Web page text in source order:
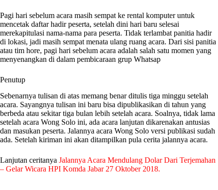
Pagi hari sebelum acara masih sempat ke rental komputer untuk
mencetak daftar hadir peserta, setelah dini hari baru selesai
merekapitulasi nama-nama para peserta. Tidak terlambat panitia hadir
di lokasi, jadi masih sempat menata ulang ruang acara. Dari sisi panitia
atau tim hore, pagi hari sebelum acara adalah salah satu momen yang
menyenangkan di dalam pembicaraan grup Whatsap
Penutup
Sebenarnya tulisan di atas memang benar ditulis tiga minggu setelah
acara. Sayangnya tulisan ini baru bisa dipublikasikan di tahun yang
berbeda atau sekitar tiga bulan lebih setelah acara. Soalnya, tidak lama
setelah acara Wong Solo ini, ada acara lanjutan dikarenakan antusias
dan masukan peserta. Jalannya acara Wong Solo versi publikasi sudah
ada. Setelah kiriman ini akan ditampilkan pula cerita jalannya acara.
Lanjutan ceritanya Jalannya Acara Mendulang Dolar Dari Terjemahan
– Gelar Wicara HPI Komda Jabar 27 Oktober 2018.